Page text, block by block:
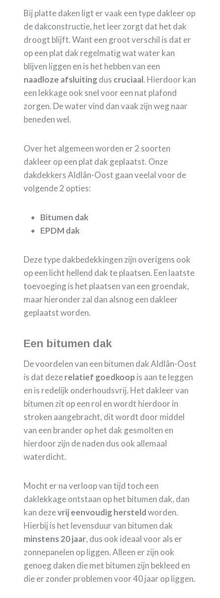
Bij platte daken ligt er vaak een type dakleer op
de dakconstructie, het leer zorgt dat het dak
droogt blijft. Want een groot verschil is dat er
op een plat dak regelmatig wat water kan
blijven liggen en is het hebben van een
naadloze afsluitingdus cruciaal. Hierdoor kan
een lekkage ook snel voor een nat plafond
zorgen. De water vind dan vaak zijn weg naar
beneden wel.
Over het algemeen worden er 2 soorten
dakleer op een plat dak geplaatst. Onze
dakdekkers Aldlân-Oost gaan veelal voor de
volgende 2 opties:
Bitumen dak
EPDM dak
Deze type dakbedekkingen zijn overigens ook
op een licht hellend dak te plaatsen. Een laatste
toevoeging is het plaatsen van een groendak,
maar hieronder zal dan alsnog een dakleer
geplaatst worden.
Een bitumen dak
De voordelen van een bitumen dak Aldlân-Oost
is dat dezerelatief goedkoop is aan te leggen
en is redelijk onderhoudsvrij. Het dakleer van
bitumen zit op een rol en wordt hierdoor in
stroken aangebracht, dit wordt door middel
van een brander op het dak gesmolten en
hierdoor zijn de naden dus ook allemaal
waterdicht.
Mocht er na verloop van tijd toch een
daklekkage ontstaan op het bitumen dak, dan
kan dezevrij eenvoudig hersteldworden.
Hierbij is het levensduur van bitumen dak
minstens 20 jaar, dus ook ideaal voor als er
zonnepanelen op liggen. Alleen er zijn ook
genoeg daken die met bitumen zijn bekleed en
die er zonder problemen voor 40 jaar op liggen.